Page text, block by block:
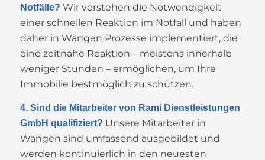
Notfälle? Wir verstehen die Notwendigkeit
einer schnellen Reaktion im Notfall und haben
daher in Wangen Prozesse implementiert, die
eine zeitnahe Reaktion – meistens innerhalb
weniger Stunden – ermöglichen, um Ihre
Immobilie bestmöglich zu schützen.
4. Sind die Mitarbeiter von Rami Dienstleistungen
GmbH qualifiziert? Unsere Mitarbeiter in
Wangen sind umfassend ausgebildet und
werden kontinuierlich in den neuesten